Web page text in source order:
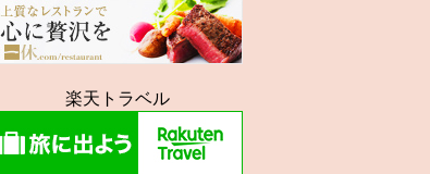
楽天トラベル